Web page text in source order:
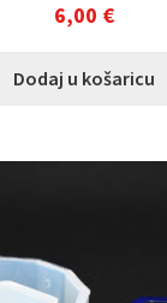
6,00 €
Dodaj u košaricu